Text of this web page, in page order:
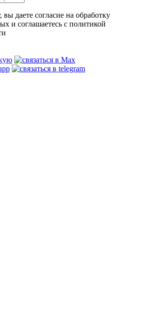
даете согласие на обработку
и соглашаетесь c политикой